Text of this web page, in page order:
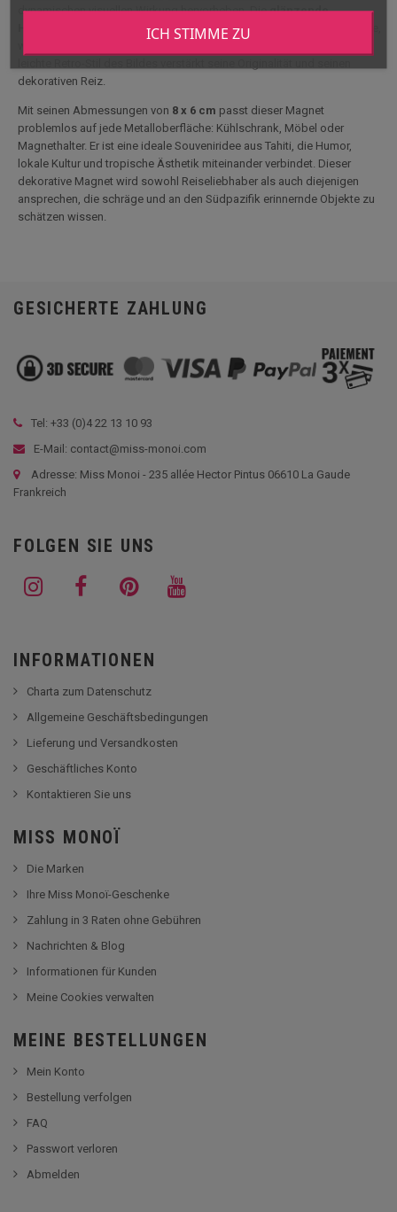
ICH STIMME ZU
dynamischen visuellen Wirkung hervorheben. Dieglänzende
intensiviert die Farben und verleiht dem Ganzen Tiefe,
dekorativen Reiz.
Mit seinen Abmessungen von 8 x 6 cm passt dieser Magnet
problemlos auf jede Metalloberfläche: Kühlschrank, Möbel oder
Magnethalter. Er ist eine ideale Souveniridee aus Tahiti, die Humor,
lokale Kultur und tropische Ästhetik miteinander verbindet. Dieser
dekorative Magnet wird sowohl Reiseliebhaber als auch diejenigen
ansprechen, die schräge und an den Südpazifik erinnernde Objekte zu
schätzen wissen.
GESICHERTE ZAHLUNG
Tel: +33 (0)4 22 13 10 93
E-Mail: contact@miss-monoi.com
Adresse: Miss Monoi - 235 allée Hector Pintus 06610 La Gaude
Frankreich
FOLGEN SIE UNS
INFORMATIONEN
Charta zum Datenschutz
Allgemeine Geschäftsbedingungen
Lieferung und Versandkosten
Geschäftliches Konto
Kontaktieren Sie uns
MISS MONOÏ
Die Marken
Ihre Miss Monoï-Geschenke
Zahlung in 3 Raten ohne Gebühren
Nachrichten & Blog
Informationen für Kunden
Meine Cookies verwalten
MEINE BESTELLUNGEN
Mein Konto
Bestellung verfolgen
FAQ
Passwort verloren
Abmelden